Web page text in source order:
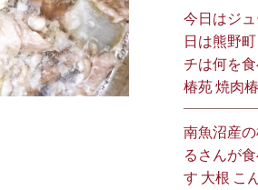
今日はジ
日は熊野
チは何を
椿苑 焼肉
南魚沼産
るさんが
す 大根 こ